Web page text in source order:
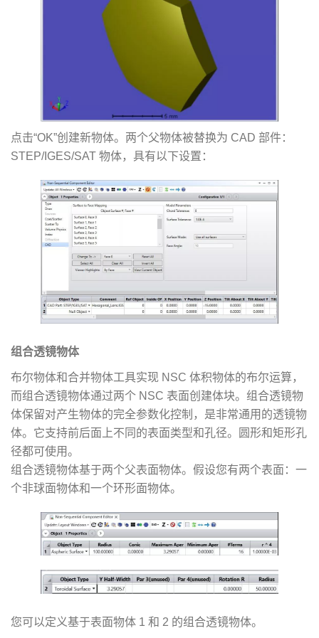
点击“OK”创建新物体。两个父物体被替换为 CAD 部件：
STEP/IGES/SAT 物体，具有以下设置：
组合透镜物体
布尔物体和合并物体工具实现 NSC 体积物体的布尔运算，
而组合透镜物体通过两个 NSC 表面创建体块。组合透镜物
体保留对产生物体的完全参数化控制，是非常通用的透镜物
体。它支持前后面上不同的表面类型和孔径。圆形和矩形孔
径都可使用。
组合透镜物体基于两个父表面物体。假设您有两个表面：一
个非球面物体和一个环形面物体。
您可以定义基于表面物体 1 和 2 的组合透镜物体。